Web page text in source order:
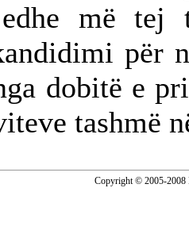
më tej
për
dobitë e
tashmë
Copyright © 2005-